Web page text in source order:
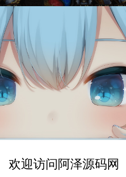
欢迎访问阿泽源码网